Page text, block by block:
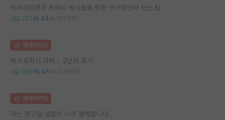
박사과정생과 프레시 박사들을 위한 연구제안서 쓰는 팁
252 43 105987
명예의전당
박사 8학기 자퇴... 2년뒤 후기
582 46 105979
명예의전당
저는 연구실 생활이 너무 행복합니다..